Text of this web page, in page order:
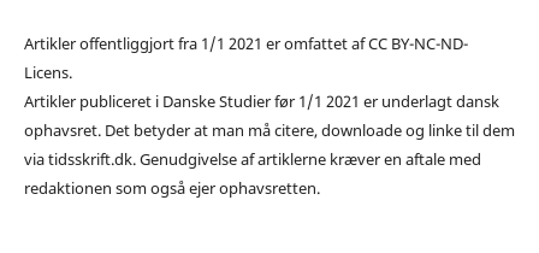
Artikler offentliggjort fra 1/1 2021 er omfattet af CC BY-NC-ND-
Licens.
Artikler publiceret i Danske Studier før 1/1 2021 er underlagt dansk
ophavsret. Det betyder at man må citere, downloade og linke til dem
via tidsskrift.dk. Genudgivelse af artiklerne kræver en aftale med
redaktionen som også ejer ophavsretten.